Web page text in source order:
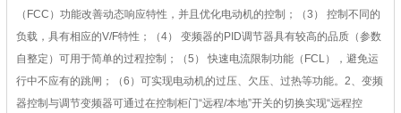
（FCC）功能改善动态响应特性，并且优化电动机的控制；（3） 控制不同的
负载，具有相应的V/F特性；（4） 变频器的PID调节器具有较高的品质（参数
自整定）可用于简单的过程控制；（5） 快速电流限制功能（FCL），避免运
行中不应有的跳闸；（6）可实现电动机的过压、欠压、过热等功能。2、变频
器控制与调节变频器可通过在控制柜门“远程/本地”开关的切换实现“远程控